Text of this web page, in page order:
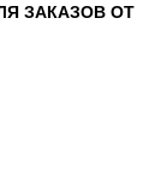
ЗАКАЗОВ ОТ